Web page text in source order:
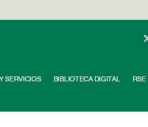
SERVICIOS BIBLIOTECA DIGITAL RSE